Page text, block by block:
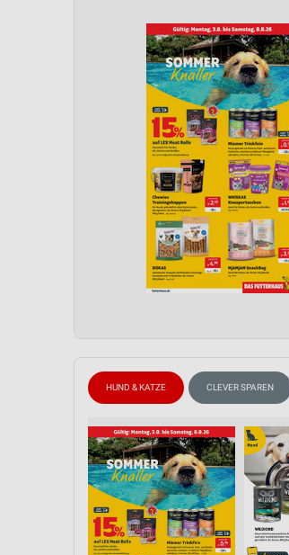
HUND & KATZE CLEVER SPAREN